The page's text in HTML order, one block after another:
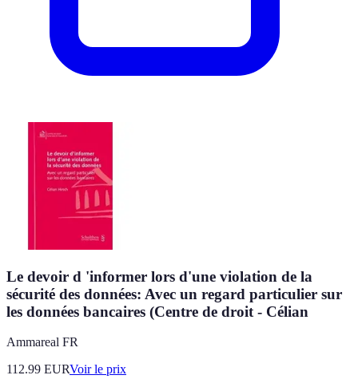
Le devoir d 'informer lors d'une violation de la
sécurité des données: Avec un regard particulier sur
les données bancaires (Centre de droit - Célian
Ammareal FR
112.99 EURVoir le prix